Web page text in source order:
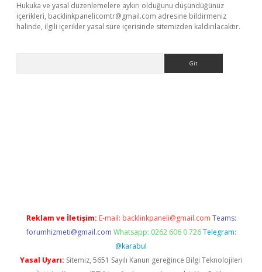
Hukuka ve yasal düzenlemelere aykırı olduğunu düşündüğünüz
içerikleri, backlinkpanelicomtr@gmail.com adresine bildirmeniz
halinde, ilgili içerikler yasal süre içerisinde sitemizden kaldırılacaktır.
Reklam ve İletişim: E-mail: backlinkpaneli@gmail.com Teams:
forumhizmeti@gmail.com Whatsapp: 0262 606 0 726 Telegram:
@karabul
Yasal Uyarı: Sitemiz, 5651 Sayılı Kanun gereğince Bilgi Teknolojileri